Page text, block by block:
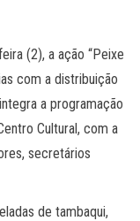
(2), a ação “Peixe
com a distribuição
a programação
Cultural, com a
secretários
de tambaqui,